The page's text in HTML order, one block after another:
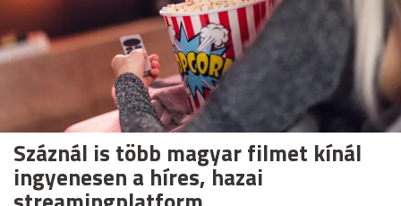
Száznál is több magyar filmet kínál
ingyenesen a híres, hazai